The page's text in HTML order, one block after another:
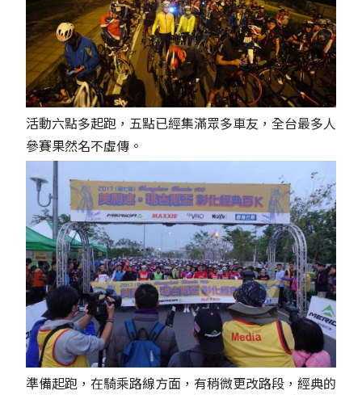
活動六點多起跑，五點已經集滿眾多車友，全台最多人
參賽果然名不虛傳。
準備起跑，在騎乘路線方面，有稍微更改路段，經典的